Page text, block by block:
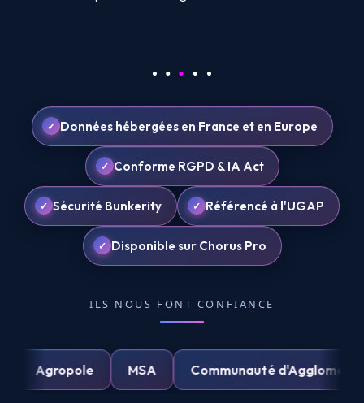
Données hébergées en France et en Europe
Conforme RGPD & IA Act
Sécurité Bunkerity Référencé à l'UGAP
Disponible sur Chorus Pro
ILS NOUS FONT CONFIANCE
Agropole MSA Communauté